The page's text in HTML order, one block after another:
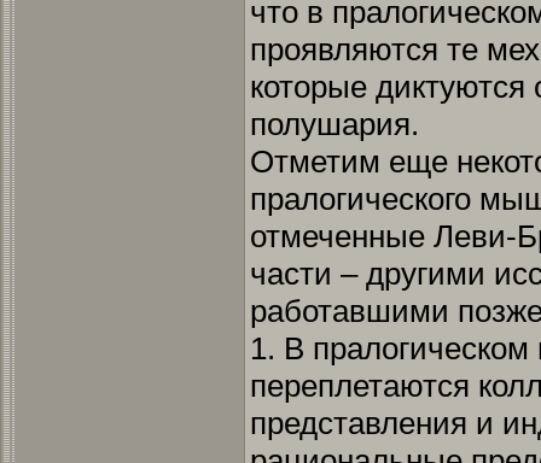
что в
проявляются те
которые диктуются
полушария.
Отметим еще
пралогического
отмеченные Леви-
части – другими
работавшими
1. В
переплетаются
представления и